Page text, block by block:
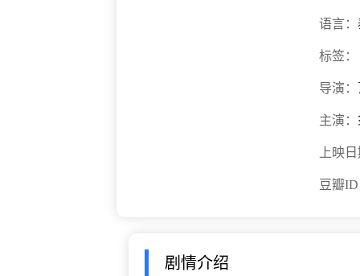
语言：
标签：
导演：
主演：
上映
豆瓣
剧情介绍